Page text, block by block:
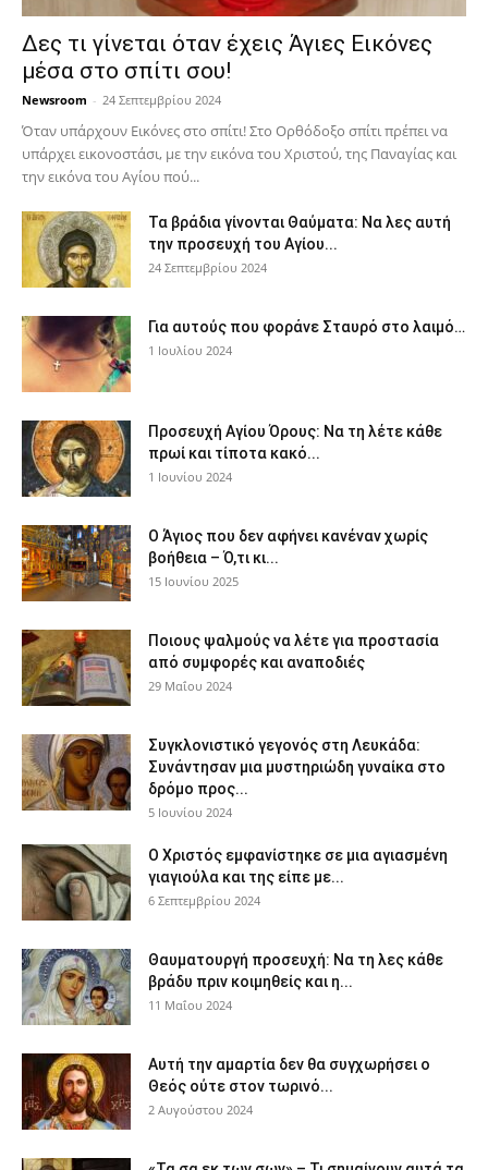
Δες τι γίνεται όταν έχεις Άγιες Εικόνες
μέσα στο σπίτι σου!
Newsroom - 24 Σεπτεμβρίου 2024
Όταν υπάρχουν Εικόνες στο σπίτι! Στο Ορθόδοξο σπίτι πρέπει να
υπάρχει εικονοστάσι, με την εικόνα του Χριστού, της Παν­αγίας και
την εικόνα του Αγίου πού...
Τα βράδια γίνονται Θαύματα: Να λες αυτή
την προσευχή του Αγίου...
24 Σεπτεμβρίου 2024
Για αυτούς που φοράνε Σταυρό στο λαιμό…
1 Ιουλίου 2024
Προσευχή Αγίου Όρους: Να τη λέτε κάθε
πρωί και τίποτα κακό...
1 Ιουνίου 2024
Ο Άγιος που δεν αφήνει κανέναν χωρίς
βοήθεια – Ό,τι κι...
15 Ιουνίου 2025
Ποιους ψαλμούς να λέτε για προστασία
από συμφορές και αναποδιές
29 Μαΐου 2024
Συγκλονιστικό γεγονός στη Λευκάδα:
Συνάντησαν μια μυστηριώδη γυναίκα στο
δρόμο προς...
5 Ιουνίου 2024
Ο Χριστός εμφανίστηκε σε μια αγιασμένη
γιαγιούλα και της είπε με...
6 Σεπτεμβρίου 2024
Θαυματουργή προσευχή: Να τη λες κάθε
βράδυ πριν κοιμηθείς και η...
11 Μαΐου 2024
Αυτή την αμαρτία δεν θα συγχωρήσει ο
Θεός ούτε στον τωρινό...
2 Αυγούστου 2024